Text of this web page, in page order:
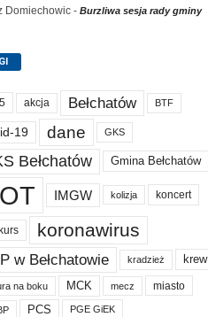
Domiechowic- Burzliwa sesja rady gminy
akcja Bełchatów BTF
19 dane GKS
Bełchatów Gmina Bełchatów
IMGW kolizja koncert
koronawirus
w Bełchatowie kradzież krew
na boku MCK mecz miasto
PCS PGE GiEK